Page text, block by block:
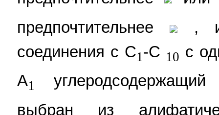
предпочтительнее
,
соединения с C1 -С 10 с
A1
выбран из